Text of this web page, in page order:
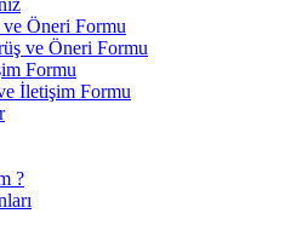
Öneri Formu
ve Öneri Formu
Formu
İletişim Formu
?